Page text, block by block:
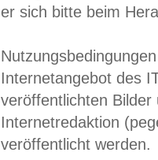
er sich bitte beim
Internetangebot des
veröffentlichten
Internetredaktion
veröffentlicht werden.